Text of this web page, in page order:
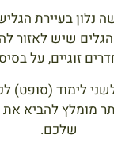
נלון בעיירת
הגלים שיש לאזור
זוגיים, על
לימוד (סופט)
מומלץ להביא
שלכם.